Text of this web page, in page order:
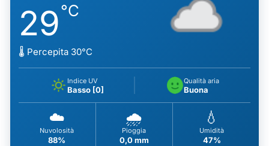
29°C
🌡️ Percepita 30°C
Indice UV
Basso [0]
Qualità aria
Buona
☁️
Nuvolosità
88%
🌧️
Pioggia
0,0 mm
💧
Umidità
47%